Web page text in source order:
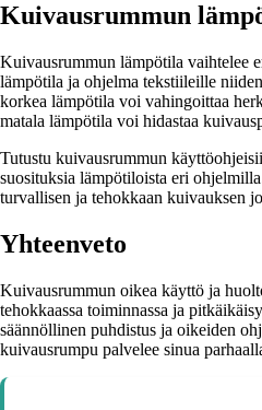
Kuivausrummun
Kuivausrummun lämpötila vaihtelee
lämpötila ja ohjelma tekstiileille
korkea lämpötila voi vahingoittaa
matala lämpötila voi hidastaa
Tutustu kuivausrummun
suosituksia lämpötiloista eri
turvallisen ja tehokkaan kuivauksen
Yhteenveto
Kuivausrummun oikea käyttö ja
tehokkaassa toiminnassa ja
säännöllinen puhdistus ja oikeiden
kuivausrumpu palvelee sinua